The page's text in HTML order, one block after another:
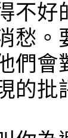
不好
愁。
們會
的批